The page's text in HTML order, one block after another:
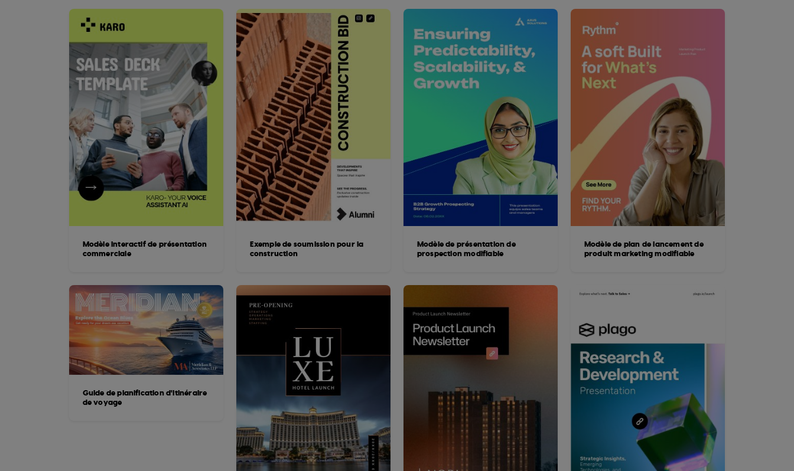
Modèle interactif de présentation
commerciale
Guide de planification d'itinéraire
de voyage
Exemple de soumission pour la
construction
Modèle de présentation de
prospection modifiable
Modèle de plan de lancement de
produit marketing modifiable